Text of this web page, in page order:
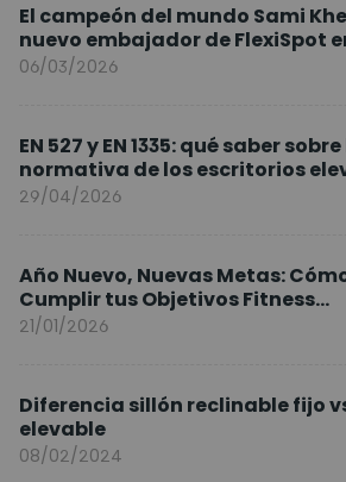
El campeón del mundo Sami
nuevo embajador de FlexiSpot
Europa
06/03/2026
EN 527 y EN 1335: qué saber
normativa de los escritorios
y sillas ergonómicas
29/04/2026
Año Nuevo, Nuevas Metas:
Cumplir tus Objetivos Fitness
Entrenando en Casa
21/01/2026
Diferencia sillón reclinable fijo
elevable
08/02/2024